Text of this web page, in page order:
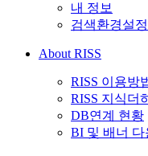
내 정보
검색환경설정
About RISS
RISS 이용방
RISS 지식더
DB연계 현황
BI 및 배너 다